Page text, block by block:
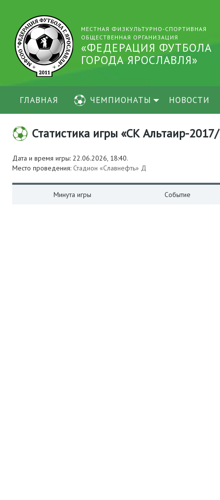
МЕСТНАЯ ФИЗКУЛЬТУРНО-СПОРТИВНАЯ
ОБЩЕСТВЕННАЯ ОРГАНИЗАЦИЯ
«ФЕДЕРАЦИЯ ФУТБОЛА
ГОРОДА ЯРОСЛАВЛЯ»
ГЛАВНАЯ ЧЕМПИОНАТЫ НОВОСТИ
Статистика игры «СК Альтаир-
Дата и время игры: 22.06.2026, 18:40.
Место проведения: Стадион «Славнефть» Д
Минута игры Событие